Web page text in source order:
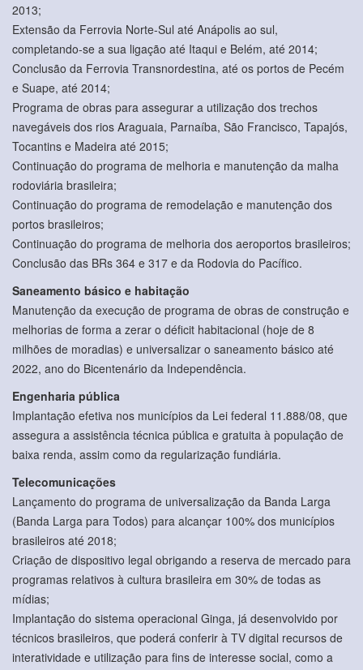
2013;
Extensão da Ferrovia Norte-Sul até Anápolis ao sul,
completando-se a sua ligação até Itaqui e Belém, até 2014;
Conclusão da Ferrovia Transnordestina, até os portos de Pecém
e Suape, até 2014;
Programa de obras para assegurar a utilização dos trechos
navegáveis dos rios Araguaia, Parnaíba, São Francisco, Tapajós,
Tocantins e Madeira até 2015;
Continuação do programa de melhoria e manutenção da malha
rodoviária brasileira;
Continuação do programa de remodelação e manutenção dos
portos brasileiros;
Continuação do programa de melhoria dos aeroportos brasileiros;
Conclusão das BRs 364 e 317 e da Rodovia do Pacífico.
Saneamento básico e habitação
Manutenção da execução de programa de obras de construção e
melhorias de forma a zerar o déficit habitacional (hoje de 8
milhões de moradias) e universalizar o saneamento básico até
2022, ano do Bicentenário da Independência.
Engenharia pública
Implantação efetiva nos municípios da Lei federal 11.888/08, que
assegura a assistência técnica pública e gratuita à população de
baixa renda, assim como da regularização fundiária.
Telecomunicações
Lançamento do programa de universalização da Banda Larga
(Banda Larga para Todos) para alcançar 100% dos municípios
brasileiros até 2018;
Criação de dispositivo legal obrigando a reserva de mercado para
programas relativos à cultura brasileira em 30% de todas as
mídias;
Implantação do sistema operacional Ginga, já desenvolvido por
técnicos brasileiros, que poderá conferir à TV digital recursos de
interatividade e utilização para fins de interesse social, como a